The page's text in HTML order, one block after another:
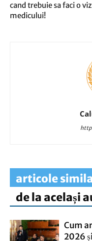
cand trebuie sa faci o
medicului!
articole
de la același
Cum
2026